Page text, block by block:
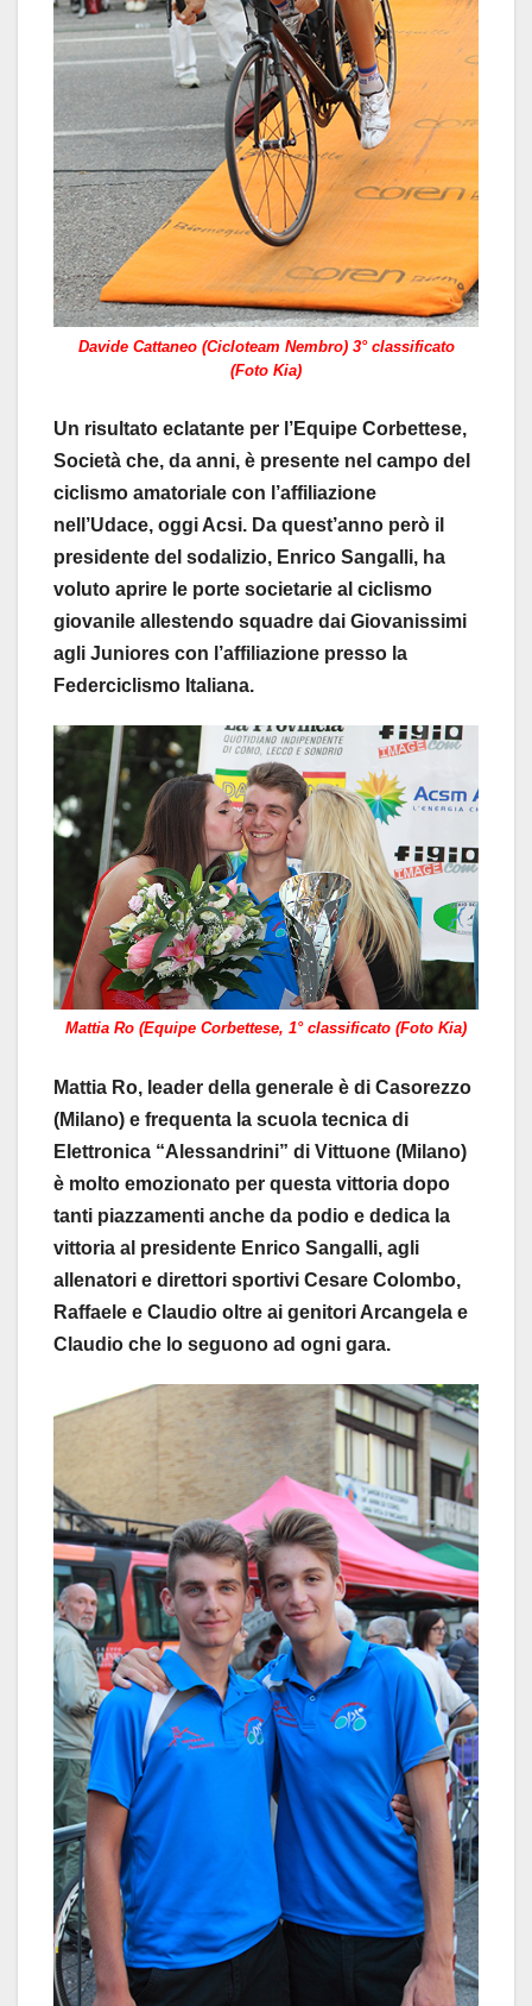
Davide Cattaneo (Cicloteam Nembro) 3° classificato
(Foto Kia)
Un risultato eclatante per l’Equipe Corbettese,
Società che, da anni, è presente nel campo del
ciclismo amatoriale con l’affiliazione
nell’Udace, oggi Acsi. Da quest’anno però il
presidente del sodalizio, Enrico Sangalli, ha
voluto aprire le porte societarie al ciclismo
giovanile allestendo squadre dai Giovanissimi
agli Juniores con l’affiliazione presso la
Federciclismo Italiana.
Mattia Ro (Equipe Corbettese, 1° classificato (Foto Kia)
Mattia Ro, leader della generale è di Casorezzo
(Milano) e frequenta la scuola tecnica di
Elettronica “Alessandrini” di Vittuone (Milano)
è molto emozionato per questa vittoria dopo
tanti piazzamenti anche da podio e dedica la
vittoria al presidente Enrico Sangalli, agli
allenatori e direttori sportivi Cesare Colombo,
Raffaele e Claudio oltre ai genitori Arcangela e
Claudio che lo seguono ad ogni gara.